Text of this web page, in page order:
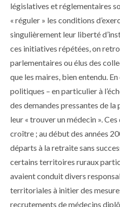
législatives et réglementaires
« réguler » les conditions
singulièrement leur liberté
ces initiatives répétées, on
parlementaires ou élus des
que les maires, bien entendu.
politiques – en particulier à
des demandes pressantes de
leur « trouver un médecin ».
croître ; au début des années
départs à la retraite sans
certains territoires ruraux
avaient conduit divers
territoriales à initier des
recrutements de médecins